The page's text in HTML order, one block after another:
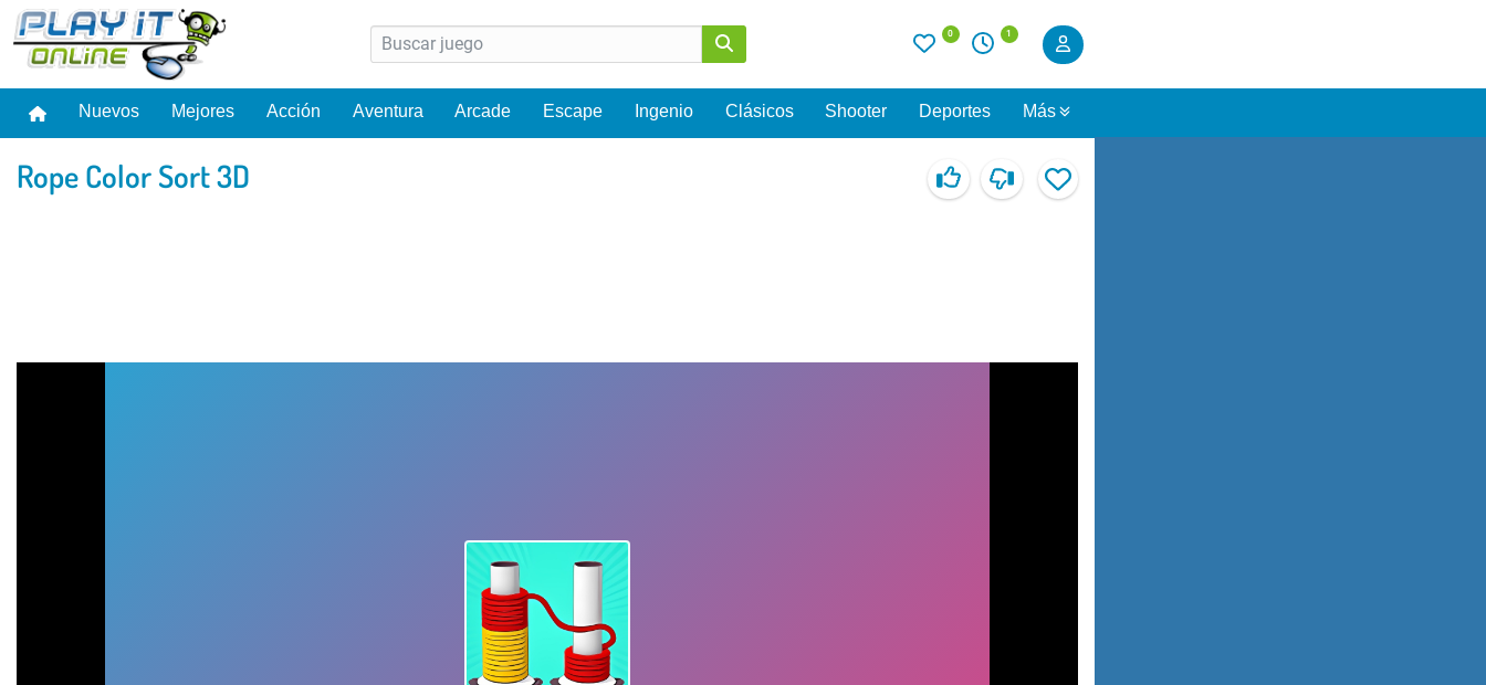
0 1
Nuevos Mejores Acción Aventura Arcade Escape Ingenio Clásicos Shooter Deportes Más
Rope Color Sort 3D